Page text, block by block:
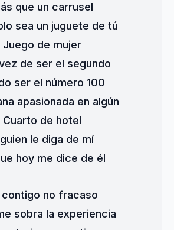
que un carrusel
sea un juguete de tú
Juego de mujer
de ser el segundo
ser el número 100
apasionada en algún
Cuarto de hotel
le diga de mí
hoy me dice de él
contigo no fracaso
sobra la experiencia